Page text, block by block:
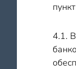
4.1.